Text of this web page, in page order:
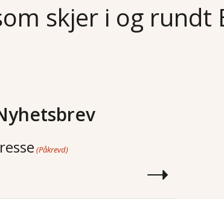
skjer i og
(Påkrevd)